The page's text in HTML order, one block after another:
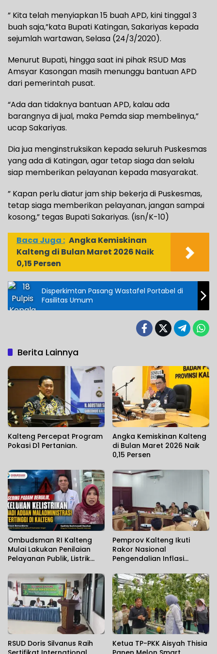
” Kita telah menyiapkan 15 buah APD, kini tinggal 3
buah saja,”kata Bupati Katingan, Sakariyas kepada
sejumlah wartawan, Selasa (24/3/2020).
Menurut Bupati, hingga saat ini pihak RSUD Mas
Amsyar Kasongan masih menunggu bantuan APD
dari pemerintah pusat.
“Ada dan tidaknya bantuan APD, kalau ada
barangnya di jual, maka Pemda siap membelinya,”
ucap Sakariyas.
Dia jua menginstruksikan kepada seluruh Puskesmas
yang ada di Katingan, agar tetap siaga dan selalu
siap memberikan pelayanan kepada masyarakat.
” Kapan perlu diatur jam ship bekerja di Puskesmas,
tetap siaga memberikan pelayanan, jangan sampai
kosong,” tegas Bupati Sakariyas. (isn/K-10)
Baca Juga : Angka Kemiskinan
Kalteng di Bulan Maret 2026 Naik
0,15 Persen
Disperkimtan Pasang Wastafel Portabel di
Fasilitas Umum
Berita Lainnya
Kalteng Percepat Program
Pokasi D1 Pertanian.
Angka Kemiskinan Kalteng
di Bulan Maret 2026 Naik
0,15 Persen
Ombudsman RI Kalteng
Mulai Lakukan Penilaian
Pelayanan Publik, Listrik
Pemprov Kalteng Ikuti
Rakor Nasional
Pengendalian Inflasi
RSUD Doris Silvanus Raih
Ketua TP-PKK Aisyah Thisia